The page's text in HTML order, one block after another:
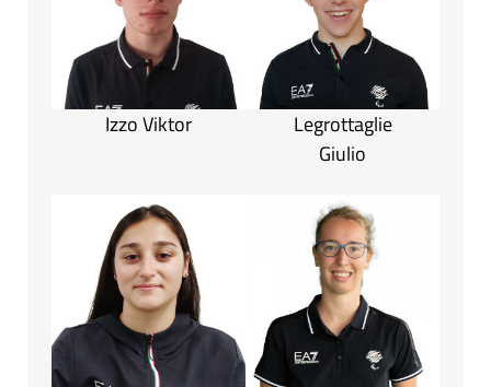
Izzo Viktor
Legrottaglie
Giulio